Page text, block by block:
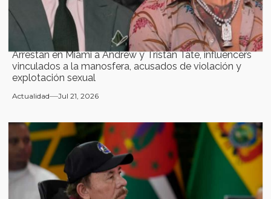
Arrestan en Miami a Andrew y Tristan Tate, influencers
vinculados a la manosfera, acusados de violación y
explotación sexual
Actualidad Jul 21, 2026